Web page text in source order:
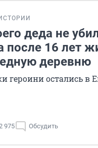
деда не
после 16 лет
деревню
героини остались в
975 Обсудить